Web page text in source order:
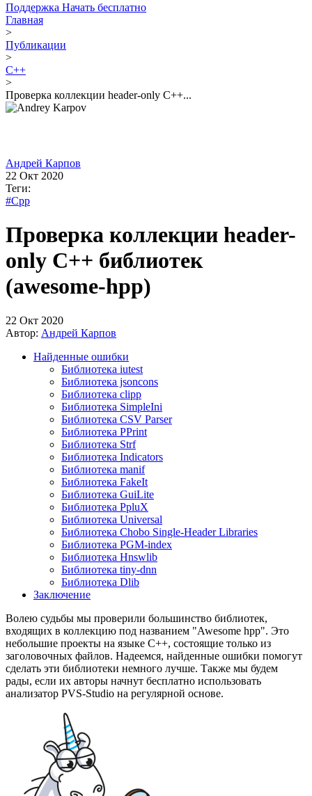
Поддержка Начать бесплатно
Главная
>
Публикации
>
C++
>
Проверка коллекции header-only C++...
Андрей Карпов
22 Окт 2020
Теги:
#Cpp
Проверка коллекции header-
only C++ библиотек
(awesome-hpp)
22 Окт 2020
Автор: Андрей Карпов
Найденные ошибки
Библиотека iutest
Библиотека jsoncons
Библиотека clipp
Библиотека SimpleIni
Библиотека CSV Parser
Библиотека PPrint
Библиотека Strf
Библиотека Indicators
Библиотека manif
Библиотека FakeIt
Библиотека GuiLite
Библиотека PpluX
Библиотека Universal
Библиотека Chobo Single-Header Libraries
Библиотека PGM-index
Библиотека Hnswlib
Библиотека tiny-dnn
Библиотека Dlib
Заключение
Волею судьбы мы проверили большинство библиотек,
входящих в коллекцию под названием "Awesome hpp". Это
небольшие проекты на языке C++, состоящие только из
заголовочных файлов. Надеемся, найденные ошибки помогут
сделать эти библиотеки немного лучше. Также мы будем
рады, если их авторы начнут бесплатно использовать
анализатор PVS-Studio на регулярной основе.